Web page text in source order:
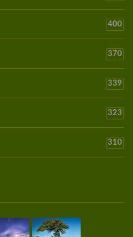
400
370
339
323
310